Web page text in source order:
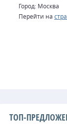
Город: Москва
Перейти на
ТОП-